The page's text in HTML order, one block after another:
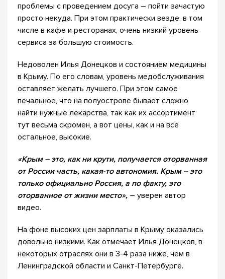
проблемы с проведением досуга – пойти зачастую
просто некуда. При этом практически везде, в том
числе в кафе и ресторанах, очень низкий уровень
сервиса за большую стоимость.
Недоволен Илья Донецков и состоянием медицины
в Крыму. По его словам, уровень медобслуживания
оставляет желать лучшего. При этом самое
печальное, что на полуострове бывает сложно
найти нужные лекарства, так как их ассортимент
тут весьма скромен, а вот цены, как и на все
остальное, высокие.
«Крым – это, как ни крути, получается оторванная
от России часть, какая-то автономия. Крым – это
только официально Россия, а по факту, это
оторванное от жизни место», – уверен автор
видео.
На фоне высоких цен зарплаты в Крыму оказались
довольно низкими. Как отмечает Илья Донецков, в
некоторых отраслях они в 3-4 раза ниже, чем в
Ленинградской области и Санкт-Петербурге.